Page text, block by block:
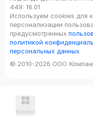
449: 16.01
Используем cookies для
персонализации
предусмотренных
политикой
персональных данных.
© 2010-2026 ООО
Каталог